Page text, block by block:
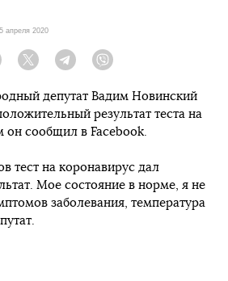
апреля 2020
Facebook Twitter Telegram
депутат Вадим Новинский
результат теста на
он сообщил в Facebook.
тест на коронавирус дал
Мое состояние в норме, я не
заболевания, температура